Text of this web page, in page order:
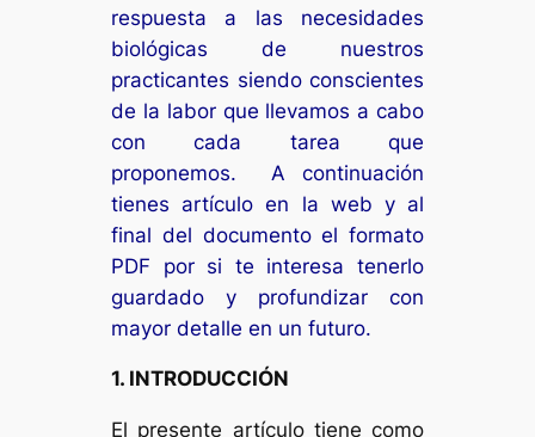
respuesta a las necesidades
biológicas de nuestros
practicantes siendo conscientes
de la labor que llevamos a cabo
con cada tarea que
proponemos. A continuación
tienes artículo en la web y al
final del documento el formato
PDF por si te interesa tenerlo
guardado y profundizar con
mayor detalle en un futuro.
1. INTRODUCCIÓN
El presente artículo tiene como